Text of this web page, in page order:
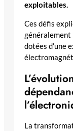
exploitables.
Ces défis
généralement
dotées d’une
La